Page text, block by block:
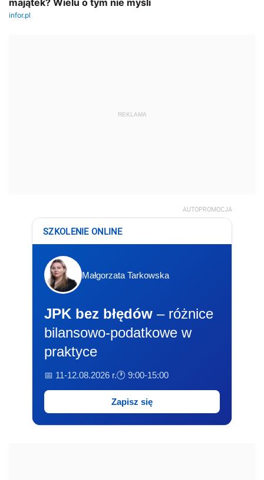
REKLAMA
AUTOPROMOCJA
SZKOLENIE ONLINE
Małgorzata Tarkowska
JPK bez błędów – różnice
bilansowo-podatkowe w
praktyce
📅 11-12.08.2026 r.🕐 9:00-15:00
Zapisz się